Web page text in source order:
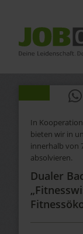
In
bieten wir in
innerhalb von
absolvieren.
Dualer